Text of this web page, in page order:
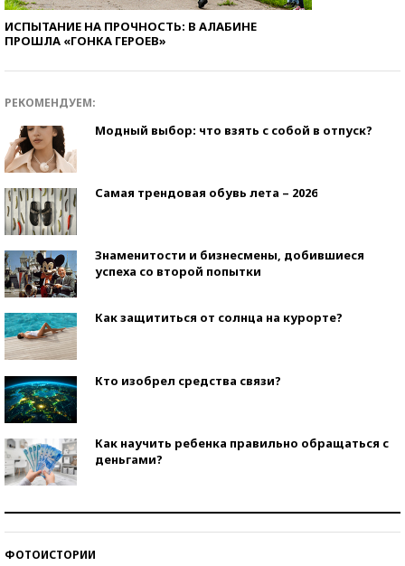
ИСПЫТАНИЕ НА ПРОЧНОСТЬ: В АЛАБИНЕ
ПРОШЛА «ГОНКА ГЕРОЕВ»
РЕКОМЕНДУЕМ:
Модный выбор: что взять с собой в отпуск?
Самая трендовая обувь лета – 2026
Знаменитости и бизнесмены, добившиеся
успеха со второй попытки
Как защититься от солнца на курорте?
Кто изобрел средства связи?
Как научить ребенка правильно обращаться с
деньгами?
ФОТОИСТОРИИ